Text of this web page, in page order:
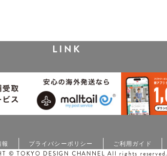
LINK
報 プライバシーポリシー ご利用ガイド
© TOKYO DESIGN CHANNEL All rights reserved.